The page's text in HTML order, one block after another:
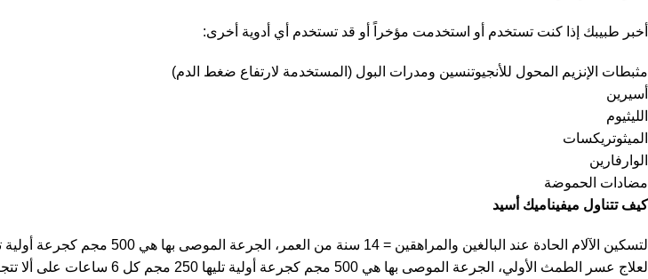
أخبر طبيبك إذا كنت تستخدم أو استخدمت مؤخراً أو قد تستخدم أي أدوية أخرى:
مثبطات الإنزيم المحول للأنجيوتنسين ومدرات البول (المستخدمة لارتفاع ضغط الدم)
أسيرين
الليثيوم
الميثوتريكسات
الوارفارين
مضادات الحموضة
كيف تتناول ميفيناميك أسيد
لتسكين الآلام الحادة عند البالغين والمراهقين = 14 سنة من العمر، الجرعة الموصى بها هي 500 مجم كجرعة أولية تليها 250 مجم كل 6 ساعات حسب الحاجة. مدة العلاج لا تتجاوز أسبوع واحد
لعلاج عسر الطمث الأولي، الجرعة الموصى بها هي 500 مجم كجرعة أولية تليها 250 مجم كل 6 ساعات على ألا تتجاوز المدة 2 إلى 3 أيام